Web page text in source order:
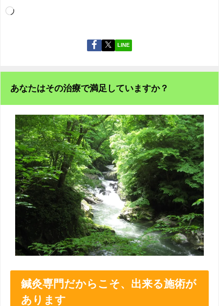
LINE
あなたはその治療で満足していますか？
鍼灸専門だからこそ、出来る施術が
あります